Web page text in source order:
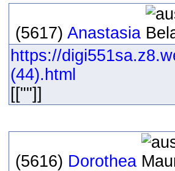
(5617) Anastasia
https://
(44).html
[[""]]
(5616) Dorothea